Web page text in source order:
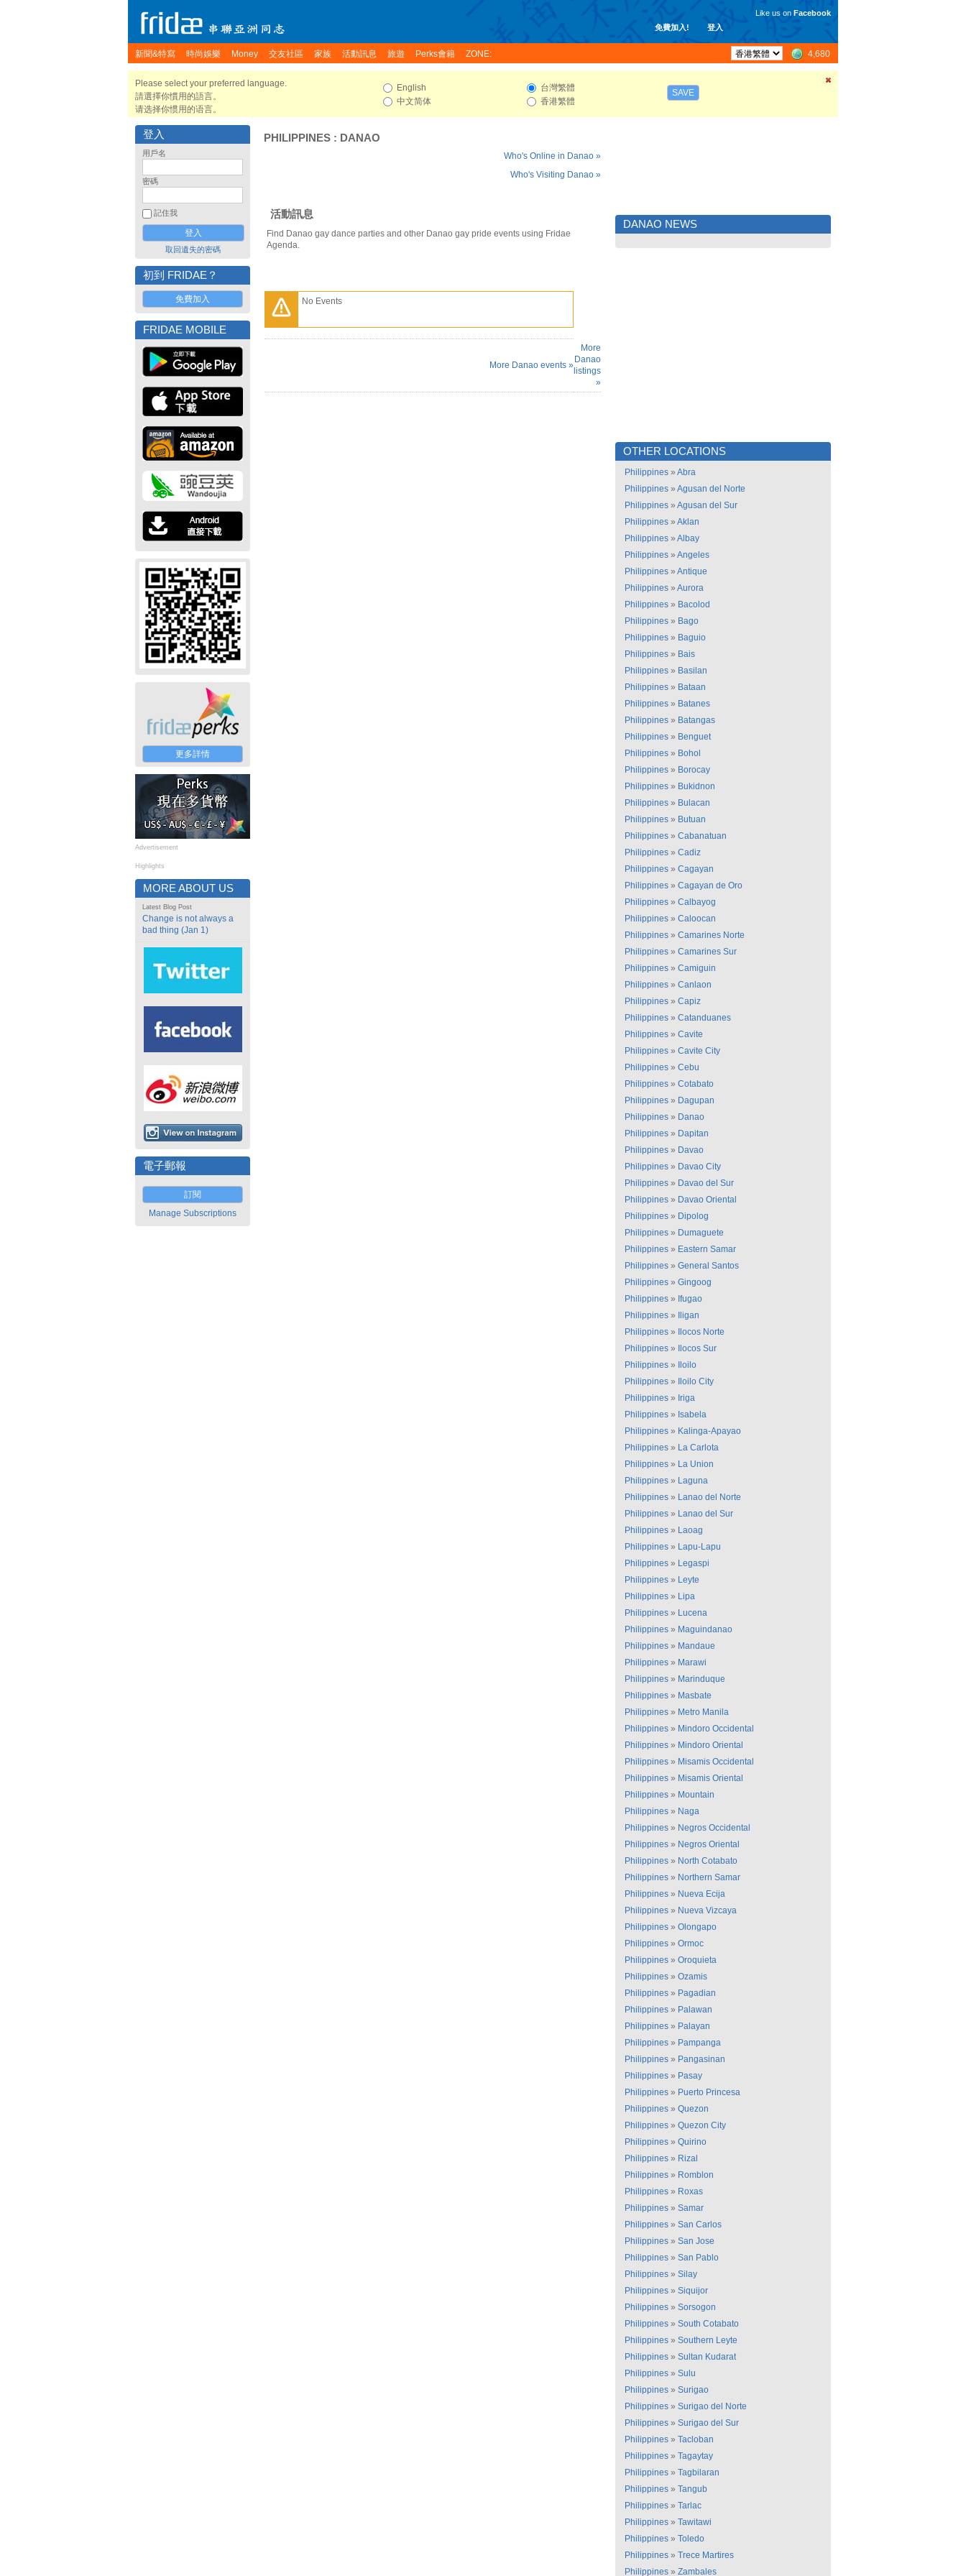
免費加入! 登入
Like us on Facebook
新聞&特寫 時尚娛樂 Money 交友社區 家族 活動訊息 旅遊 Perks會籍 ZONE: 4,680
Please select your preferred language.
請選擇你慣用的語言。
请选择你惯用的语言。
English
中文简体
台灣繁體
香港繁體
SAVE
登入
用戶名
密碼
記住我
取回遺失的密碼
初到 FRIDAE？
免費加入
FRIDAE MOBILE
更多詳情
Advertisement
Highlights
MORE ABOUT US
Latest Blog Post
Change is not always a
bad thing (Jan 1)
電子郵報
訂閱
Manage Subscriptions
PHILIPPINES : DANAO
Who's Online in Danao »
Who's Visiting Danao »
活動訊息
Find Danao gay dance parties and other Danao gay pride events using Fridae
Agenda.
No Events
More Danao events »
More
Danao
listings
»
DANAO NEWS
OTHER LOCATIONS
Philippines » Abra
Philippines » Agusan del Norte
Philippines » Agusan del Sur
Philippines » Aklan
Philippines » Albay
Philippines » Angeles
Philippines » Antique
Philippines » Aurora
Philippines » Bacolod
Philippines » Bago
Philippines » Baguio
Philippines » Bais
Philippines » Basilan
Philippines » Bataan
Philippines » Batanes
Philippines » Batangas
Philippines » Benguet
Philippines » Bohol
Philippines » Borocay
Philippines » Bukidnon
Philippines » Bulacan
Philippines » Butuan
Philippines » Cabanatuan
Philippines » Cadiz
Philippines » Cagayan
Philippines » Cagayan de Oro
Philippines » Calbayog
Philippines » Caloocan
Philippines » Camarines Norte
Philippines » Camarines Sur
Philippines » Camiguin
Philippines » Canlaon
Philippines » Capiz
Philippines » Catanduanes
Philippines » Cavite
Philippines » Cavite City
Philippines » Cebu
Philippines » Cotabato
Philippines » Dagupan
Philippines » Danao
Philippines » Dapitan
Philippines » Davao
Philippines » Davao City
Philippines » Davao del Sur
Philippines » Davao Oriental
Philippines » Dipolog
Philippines » Dumaguete
Philippines » Eastern Samar
Philippines » General Santos
Philippines » Gingoog
Philippines » Ifugao
Philippines »
Iligan
Philippines »
Ilocos Norte
Philippines »
Ilocos Sur
Philippines »
Iloilo
Philippines »
Iloilo City
Philippines » Iriga
Philippines » Isabela
Philippines » Kalinga-Apayao
Philippines » La Carlota
Philippines » La Union
Philippines » Laguna
Philippines » Lanao del Norte
Philippines » Lanao del Sur
Philippines » Laoag
Philippines » Lapu-Lapu
Philippines » Legaspi
Philippines » Leyte
Philippines » Lipa
Philippines » Lucena
Philippines » Maguindanao
Philippines » Mandaue
Philippines » Marawi
Philippines » Marinduque
Philippines » Masbate
Philippines » Metro Manila
Philippines » Mindoro Occidental
Philippines » Mindoro Oriental
Philippines » Misamis Occidental
Philippines » Misamis Oriental
Philippines » Mountain
Philippines » Naga
Philippines » Negros Occidental
Philippines » Negros Oriental
Philippines » North Cotabato
Philippines » Northern Samar
Philippines » Nueva Ecija
Philippines » Nueva Vizcaya
Philippines » Olongapo
Philippines » Ormoc
Philippines » Oroquieta
Philippines » Ozamis
Philippines » Pagadian
Philippines » Palawan
Philippines » Palayan
Philippines » Pampanga
Philippines » Pangasinan
Philippines » Pasay
Philippines » Puerto Princesa
Philippines » Quezon
Philippines » Quezon City
Philippines » Quirino
Philippines » Rizal
Philippines » Romblon
Philippines » Roxas
Philippines » Samar
Philippines » San Carlos
Philippines » San Jose
Philippines » San Pablo
Philippines » Silay
Philippines » Siquijor
Philippines » Sorsogon
Philippines » South Cotabato
Philippines » Southern Leyte
Philippines » Sultan Kudarat
Philippines » Sulu
Philippines » Surigao
Philippines » Surigao del Norte
Philippines » Surigao del Sur
Philippines » Tacloban
Philippines » Tagaytay
Philippines » Tagbilaran
Philippines » Tangub
Philippines » Tarlac
Philippines » Tawitawi
Philippines » Toledo
Philippines » Trece Martires
Philippines » Zambales